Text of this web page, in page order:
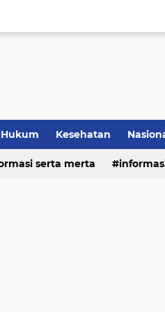
Hukum Kesehatan
serta merta